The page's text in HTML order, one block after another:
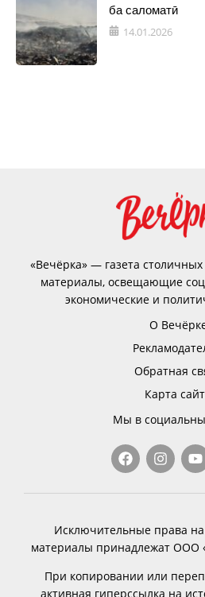
ба саломатӣ
14.01.2026
«Вечёрка» — газета
материалы, освещающие
экономические и
О
Обратная
Карта
Мы в
Исключительные права
материалы принадлежат ООО
При копировании или
активная гиперссылка на